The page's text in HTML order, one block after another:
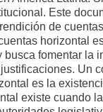
Este
de
horizontal
fomentar la
Un
es la
existe cuando